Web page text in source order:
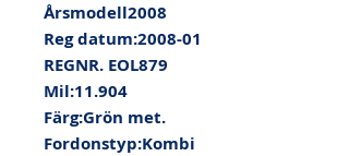
Årsmodell2008
Reg datum:2008-01
REGNR. EOL879
Mil:11.904
Färg:Grön met.
Fordonstyp:Kombi